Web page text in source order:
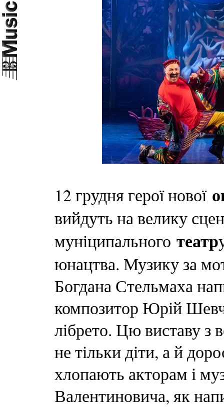
12 грудня герої нової
вийдуть на велику
муніципального театр
юнацтва. Музику за
Богдана Стельмаха
композитор Юрій
лібрето. Цю виставу з
не тільки діти, а й
хлопають акторам і
Валентиновича, як